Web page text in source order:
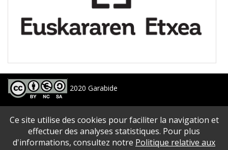
2020 Garabide
Larrin Plaza 1, 20550 Aretxabaleta, Gipuzkoa
688 63 24 33 / 943 250 397
garabide[arroba]garabide[puntu]eus
PLAN DU SITE | ACCESSIBILITé | AVERTISSEMENT | POLITIQUE DE CONFIDENTIALITé |
Ce site utilise des cookies pour faciliter la navigation et
effectuer des analyses statistiques. Pour plus
d'informations, consultez notre Politique relative aux